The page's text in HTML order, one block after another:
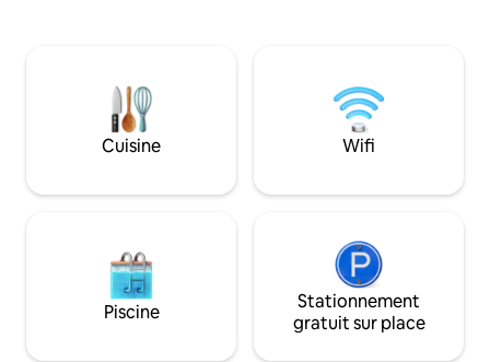
piscine privée en bord de mer. Que vous
ayez envie de journées de farniente au
bord de la piscine ou d'aventures
passionnantes en bord de mer, ce havre
monde.
privée à
êtes à la
cherchez pas
oiseaux chantent
Cuisine Wifi
Piscine
Stationnement
gratuit sur place